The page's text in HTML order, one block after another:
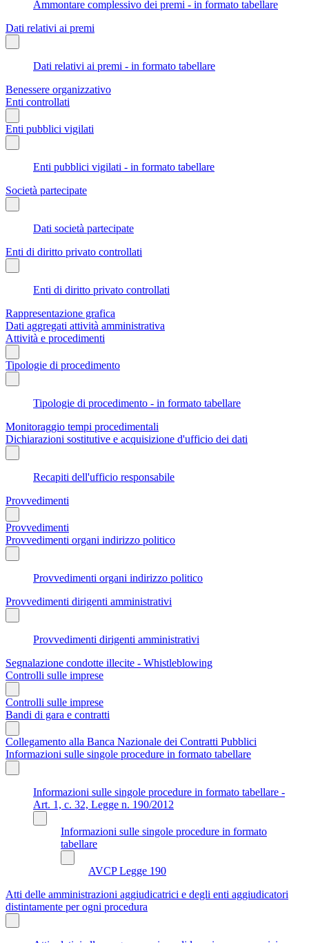
Ammontare complessivo dei premi - in formato tabellare
Dati relativi ai premi
Dati relativi ai premi - in formato tabellare
Benessere organizzativo
Enti controllati
Enti pubblici vigilati
Enti pubblici vigilati - in formato tabellare
Società partecipate
Dati società partecipate
Enti di diritto privato controllati
Enti di diritto privato controllati
Rappresentazione grafica
Dati aggregati attività amministrativa
Attività e procedimenti
Tipologie di procedimento
Tipologie di procedimento - in formato tabellare
Monitoraggio tempi procedimentali
Dichiarazioni sostitutive e acquisizione d'ufficio dei dati
Recapiti dell'ufficio responsabile
Provvedimenti
Provvedimenti
Provvedimenti organi indirizzo politico
Provvedimenti organi indirizzo politico
Provvedimenti dirigenti amministrativi
Provvedimenti dirigenti amministrativi
Segnalazione condotte illecite - Whistleblowing
Controlli sulle imprese
Controlli sulle imprese
Bandi di gara e contratti
Collegamento alla Banca Nazionale dei Contratti Pubblici
Informazioni sulle singole procedure in formato tabellare
Informazioni sulle singole procedure in formato tabellare -
Art. 1, c. 32, Legge n. 190/2012
Informazioni sulle singole procedure in formato
tabellare
AVCP Legge 190
Atti delle amministrazioni aggiudicatrici e degli enti aggiudicatori
distintamente per ogni procedura